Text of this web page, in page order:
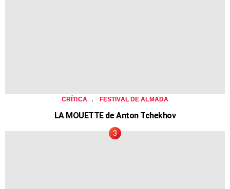
CRÍTICA FESTIVAL DE ALMADA
LA MOUETTE de Anton Tchekhov